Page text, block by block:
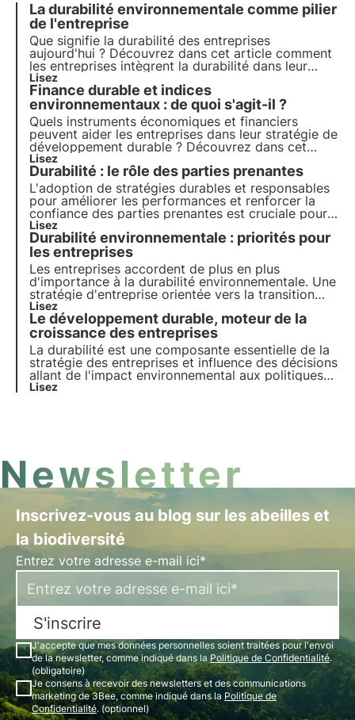
La durabilité environnementale comme pilier
de l'entreprise
Que signifie la durabilité des entreprises
aujourd'hui ? Découvrez dans cet article comment
les entreprises intègrent la durabilité dans leur
stratégie et leur rôle dans la réalisation des
objectifs de l'Agenda 2030. Apprenez-en plus avec
les pilules de l'Oasis, l'académie numérique de
3Bee.
Lisez
Finance durable et indices
environnementaux : de quoi s'agit-il ?
Quels instruments économiques et financiers
peuvent aider les entreprises dans leur stratégie de
développement durable ? Découvrez dans cet
article le rôle de la finance durable. Apprenez-en
plus avec les pilules de l'Oasis, l'académie
numérique de 3Bee pour les professionnels du
développement durable.
Lisez
Durabilité : le rôle des parties prenantes
L'adoption de stratégies durables et responsables
pour améliorer les performances et renforcer la
confiance des parties prenantes est cruciale pour
les entreprises. Découvrez dans cet article
l'importance stratégique de l'engagement des
parties prenantes et de l'instauration d'une relation
de confiance avec elles.
Lisez
Durabilité environnementale : priorités pour
les entreprises
Les entreprises accordent de plus en plus
d'importance à la durabilité environnementale. Une
stratégie d'entreprise orientée vers la transition
écologique n'est pas une option mais une
nécessité. Voyons comment se l'approprier pour
croître et dynamiser l'économie.
Lisez
Le développement durable, moteur de la
croissance des entreprises
La durabilité est une composante essentielle de la
stratégie des entreprises et influence des décisions
allant de l'impact environnemental aux politiques
sociales. Cet article explore le rôle de la durabilité
Lisez
Newsletter
Inscrivez-vous au blog sur les abeilles et
la biodiversité
Entrez votre adresse e-mail ici*
S'inscrire
J'accepte que mes données personnelles soient traitées pour l'envoi
de la newsletter, comme indiqué dans la Politique de Confidentialité.
(obligatoire)
Je consens à recevoir des newsletters et des communications
marketing de 3Bee, comme indiqué dans la Politique de
Confidentialité. (optionnel)